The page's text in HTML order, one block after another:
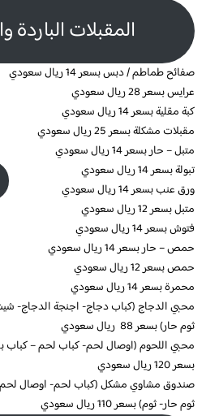
المقبلات الباردة
صفائح طماطم / دبس بسعر 14 ريال سعودي
عرايس بسعر 28 ريال سعودي
كبة مقلية بسعر 14 ريال سعودي
مقبلات مشكلة بسعر 25 ريال سعودي
متبل – حار بسعر 14 ريال سعودي
تبولة بسعر 14 ريال سعودي
ورق عنب بسعر 14 ريال سعودي
متبل بسعر 12 ريال سعودي
فتوش بسعر 14 ريال سعودي
حمص – حار بسعر 14 ريال سعودي
حمص بسعر 12 ريال سعودي
محمرة بسعر 14 ريال سعودي
محبي الدجاج (كباب دجاج- اجنجة
ثوم حار) بسعر 88 ريال سعودي
محبي اللحوم (اوصال لحم- كباب لحم – كباب
بسعر 120 ريال سعودي
صندوق مشاوي مشكل (كباب لحم- اوصال
ثوم حار- ثوم) بسعر 110 ريال سعودي